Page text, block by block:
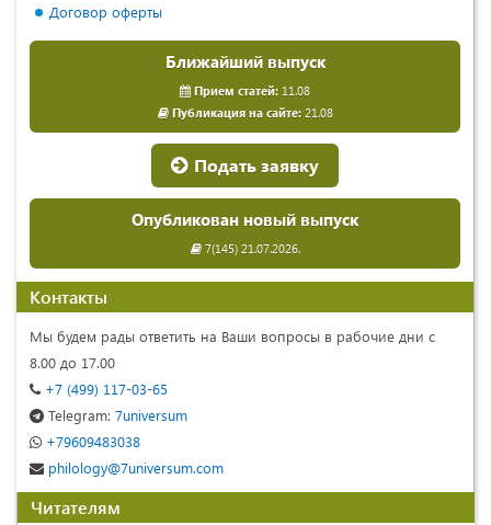
Договор оферты
Ближайший выпуск
Прием статей: 11.08
Публикация на сайте:21.08
Подать заявку
Опубликован новый выпуск
7(145) 21.07.2026.
Контакты
Мы будем рады ответить на Ваши вопросы в рабочие дни с
8.00 до 17.00
+7 (499) 117-03-65
Telegram: 7universum
+79609483038
philology@7universum.com
Читателям